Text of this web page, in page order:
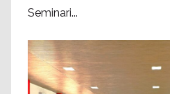
Seminari...